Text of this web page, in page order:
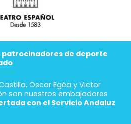
patrocinadores de deporte
Oscar Egéa y Victor
son nuestros embajadores
con el Servicio Andaluz